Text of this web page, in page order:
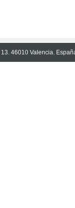
46010 Valencia.